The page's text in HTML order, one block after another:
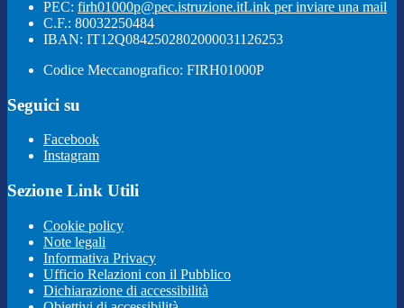
PEC: firh01000p@pec.istruzione.itLink per inviare una mail
C.F.: 80032250484
IBAN: IT12Q0842502802000031126253
Codice Meccanografico: FIRH01000P
Seguici su
Facebook
Instagram
Sezione Link Utili
Cookie policy
Note legali
Informativa Privacy
Ufficio Relazioni con il Pubblico
Dichiarazione di accessibilità